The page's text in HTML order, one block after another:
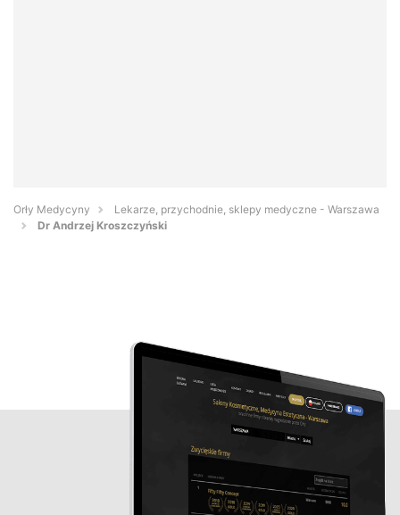
Orły Medycyny
Lekarze, przychodnie, sklepy medyczne - Warszawa
Dr Andrzej Kroszczyński